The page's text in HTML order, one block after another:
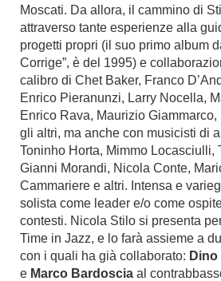
Moscati. Da allora, il cammino di
attraverso tante esperienze alla
progetti propri (il suo primo album
Corrige”, è del 1995) e
calibro di Chet Baker, Franco
Enrico Pieranunzi, Larry Nocella,
Enrico Rava, Maurizio
gli altri, ma anche con musicisti di
Toninho Horta, Mimmo Locasciulli,
Gianni Morandi, Nicola Conte,
Cammariere e altri. Intensa e
solista come leader e/o come
contesti. Nicola Stilo si presenta
Time in Jazz, e lo farà assieme a
con i quali ha già collaborato:
e Marco Bardoscia al